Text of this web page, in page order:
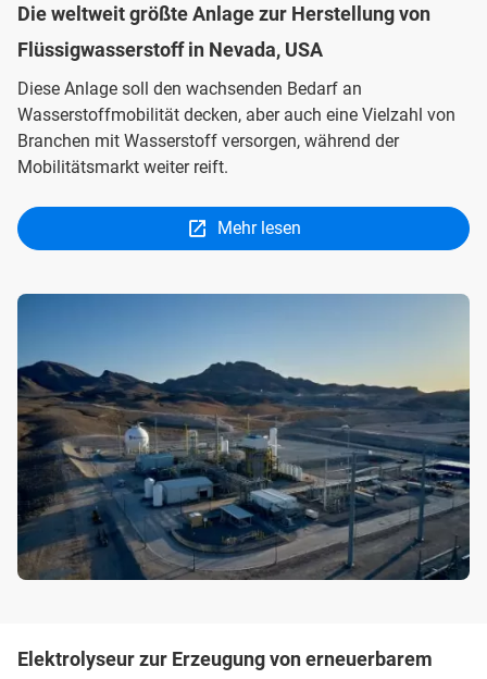
Die weltweit größte Anlage zur Herstellung von
Flüssigwasserstoff in Nevada, USA
Diese Anlage soll den wachsenden Bedarf an
Wasserstoffmobilität decken, aber auch eine Vielzahl von
Branchen mit Wasserstoff versorgen, während der
Mobilitätsmarkt weiter reift.
Mehr lesen
Elektrolyseur zur Erzeugung von erneuerbarem